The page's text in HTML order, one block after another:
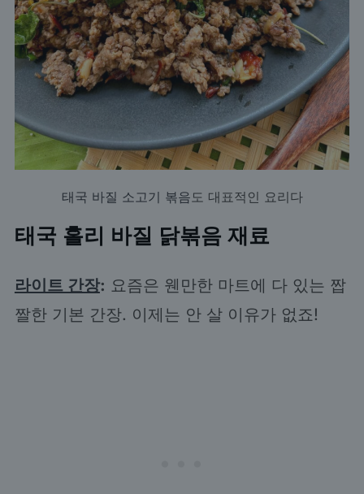
태국 바질 소고기 볶음 도 대표적인 요리다
태국 홀리 바질 닭볶음 재료
라이트 간장: 요즘은 웬만한 마트에 다 있는 짭
짤한 기본 간장. 이제는 안 살 이유가 없죠!